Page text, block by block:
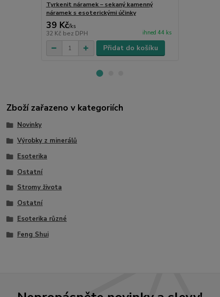
Tyrkenit náramek – sekaný kamenný
náramek s esoterickými účinky
39 Kč/ks
32 Kč bez DPH ihned 44 ks
Přidat do košíku
Zboží zařazeno v kategoriích
Novinky
Výrobky z minerálů
Esoterika
Ostatní
Stromy života
Ostatní
Esoterika různé
Feng Shui